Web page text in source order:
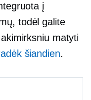
į
todėl galite
matyti
šiandien.